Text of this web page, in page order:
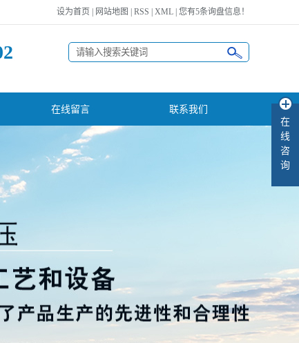
设为首页 网站地图 RSS XML 您有5条询盘信息！
在线留言 联系我们
在
线
咨
询